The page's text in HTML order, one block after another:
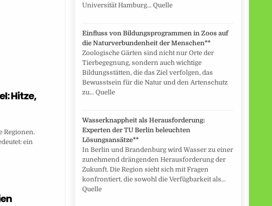
Hitze,
Regionen.
ein
Universität Hamburg... Quelle
Einfluss von Bildungsprogrammen in Zoos auf
die Naturverbundenheit der Menschen**
Zoologische Gärten sind nicht nur Orte der
Tierbegegnung, sondern auch wichtige
Bildungsstätten, die das Ziel verfolgen, das
Bewusstsein für die Natur und den Artenschutz
zu... Quelle
Wasserknappheit als Herausforderung:
Experten der TU Berlin beleuchten
Lösungsansätze**
In Berlin und Brandenburg wird Wasser zu einer
zunehmend drängenden Herausforderung der
Zukunft. Die Region sieht sich mit Fragen
konfrontiert, die sowohl die Verfügbarkeit als...
Quelle